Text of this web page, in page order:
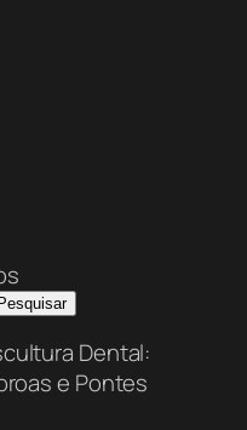
Dental:
e Pontes